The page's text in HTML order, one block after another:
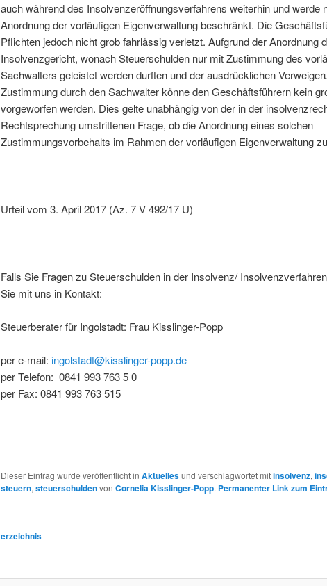
auch während des Insolvenzeröffnungsverfahrens weiterhin und werde
Anordnung der vorläufigen Eigenverwaltung beschränkt. Die
Pflichten jedoch nicht grob fahrlässig verletzt. Aufgrund der Anordnung
Insolvenzgericht, wonach Steuerschulden nur mit Zustimmung des
Sachwalters geleistet werden durften und der ausdrücklichen
Zustimmung durch den Sachwalter könne den Geschäftsführern kein
vorgeworfen werden. Dies gelte unabhängig von der in der
Rechtsprechung umstrittenen Frage, ob die Anordnung eines solchen
Zustimmungsvorbehalts im Rahmen der vorläufigen Eigenverwaltung
Urteil vom 3. April 2017 (Az. 7 V 492/17 U)
Falls Sie Fragen zu Steuerschulden in der Insolvenz/
Sie mit uns in Kontakt:
Steuerberater für Ingolstadt: Frau Kisslinger-Popp
per e-mail: ingolstadt@kisslinger-popp.de
per Telefon: 0841 993 763 5 0
per Fax: 0841 993 763 515
Dieser Eintrag wurde veröffentlicht in Aktuellesund verschlagwortet mitinsolvenz,
steuern, steuerschuldenvon Cornelia Kisslinger-Popp. Permanenter Link zum